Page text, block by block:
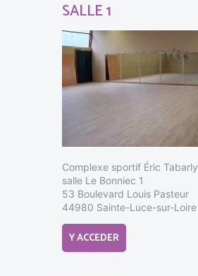
SALLE 1
Complexe sportif Éric Tabarly
salle Le Bonniec 1
53 Boulevard Louis Pasteur
44980 Sainte-Luce-sur-Loire
Y ACCEDER